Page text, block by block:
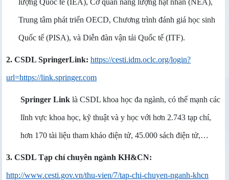
lượng Quốc tế (IEA), Cơ quan năng lượng hạt nhân (NEA),
Trung tâm phát triển OECD, Chương trình đánh giá học sinh
Quốc tế (PISA), và Diễn đàn vận tải Quốc tế (ITF).
2. CSDL SpringerLink: https://cesti.idm.oclc.org/login?
url=https://link.springer.com
Springer Link là CSDL khoa học đa ngành, có thế mạnh các
lĩnh vực khoa học, kỹ thuật và y học với hơn 2.743 tạp chí,
hơn 170 tài liệu tham khảo điện tử, 45.000 sách điện tử,…
3. CSDL Tạp chí chuyên ngành KH&CN:
http://www.cesti.gov.vn/thu-vien/7/tap-chi-chuyen-nganh-khcn